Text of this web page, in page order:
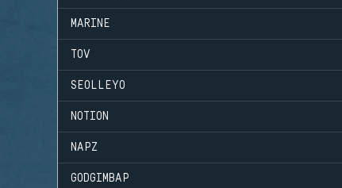
MARINE
TOV
SEOLLEYO
NOTION
NAPZ
GODGIMBAP